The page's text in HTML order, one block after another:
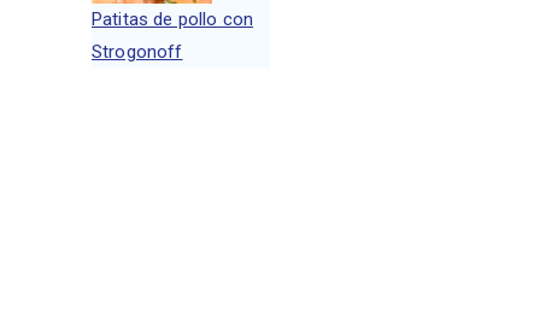
Patitas de pollo con
Strogonoff